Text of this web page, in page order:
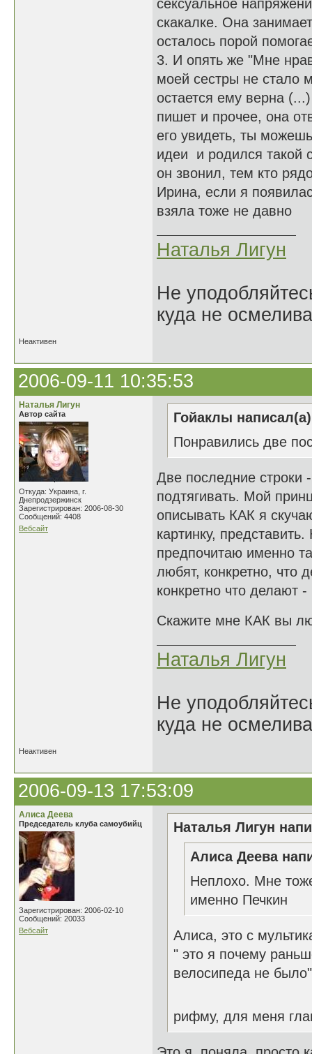
сексуальное
скакалке. Она
осталось порой
3. И опять же "Мне
моей сестры не стало
остается ему верна
пишет и прочее, она
его увидеть, ты
идеи и родился такой
он звонил, тем кто
Ирина, если я
взяла тоже не давно
Наталья Лигун
Не
куда не
Неактивен
2006-09-11 10:35:53
Наталья Лигун
Автор сайта
Откуда: Украина, г.
Днепродзержинск
Зарегистрирован: 2006-08-30
Сообщений: 4408
Вебсайт
Гойаклы
Понравились две
Две последние строки
подтягивать. Мой
описывать КАК я
картинку,
предпочитаю именно
любят, конкретно, что
конкретно что делают
Скажите мне КАК вы
Наталья Лигун
Не
куда не
Неактивен
2006-09-13 17:53:09
Алиса Деева
Председатель клуба самоубийц
Зарегистрирован: 2006-02-10
Сообщений: 20033
Вебсайт
Наталья Лигун
Алиса Деева
Неплохо. Мне
именно Печкин
Алиса, это с
" это я почему
велосипеда не
рифму, для меня